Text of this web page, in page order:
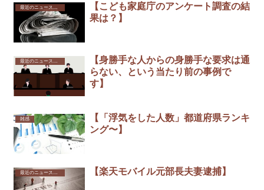
最近のニュースから
【こども家庭庁のアンケート調査の結
果は？】
最近のニュースから
【身勝手な人からの身勝手な要求は通
らない、という当たり前の事例で
す】
雑感
【「浮気をした人数」都道府県ランキ
ング〜】
最近のニュースから 【楽天モバイル元部長夫妻逮捕】